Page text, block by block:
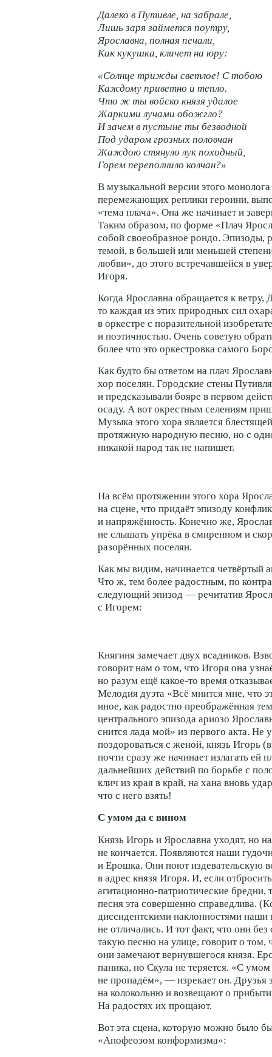
Далеко в Путивле, на забрале,
Лишь заря займется поутру,
Ярославна, полная печали,
Как кукушка, кличет на юру:
«Солнце трижды светлое! С тобою
Каждому приветно и тепло.
Что ж ты войско князя удалое
Жаркими лучами обожгло?
И зачем в пустыне ты безводной
Под ударом грозных половчан
Жаждою стянуло лук походный,
Горем переполнило колчан?»
В музыкальной версии этого
перемежающих реплики героини,
«тема плача». Она же начинает и
Таким образом, по форме «Плач
собой своеобразное рондо. Эпизоды,
темой, в большей или меньшей
любви», до этого встречавшейся в
Игоря.
Когда Ярославна обращается к ветру,
то каждая из этих природных сил
в оркестре с поразительной
и поэтичностью. Очень советую
более что это оркестровка самого
Как будто бы ответом на плач
хор поселян. Городские стены
и предсказывали бояре в первом
осаду. А вот окрестным селениям
Музыка этого хора является
протяжную народную песню, но с
никакой народ так не напишет.
На всём протяжении этого хора
на сцене, что придаёт эпизоду
и напряжённость. Конечно же,
не слышать упрёка в смиренном и
разорённых поселян.
Как мы видим, начинается четвёртый
Что ж, тем более радостным, по
следующий эпизод — речитатив
с Игорем:
Княгиня замечает двух всадников.
говорит нам о том, что Игоря она
но разум ещё какое-то время
Мелодия дуэта «Всё мнится мне, что
иное, как радостно преображённая
центрального эпизода ариозо
снится лада мой» из первого акта. Не
поздороваться с женой, князь Игорь
почти сразу же начинает излагать ей
дальнейших действий по борьбе с
клич из края в край, на хана вновь
что с него взять!
С умом да с вином
Князь Игорь и Ярославна уходят, но
не кончается. Появляются наши
и Ерошка. Они поют издевательскую
в адрес князя Игоря. И, если
агитационно-патриотические бредни,
песня эта совершенно справедлива.
диссидентскими наклонностями наши
не отличались. И тот факт, что они
такую песню на улице, говорит о
они замечают вернувшегося князя.
паника, но Скула не теряется. «С
не пропадём», — изрекает он. Друзья
на колокольню и возвещают о
На радостях их прощают.
Вот эта сцена, которую можно было
«Апофеозом конформизма»: